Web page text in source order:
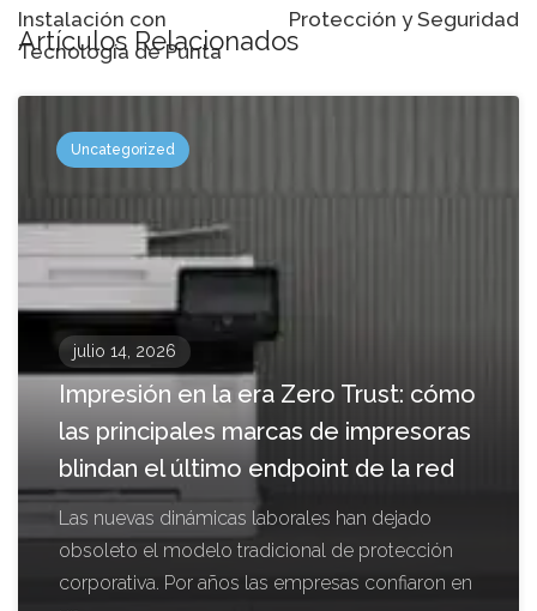
Instalación con
Tecnología de Punta
Protección y Seguridad
Artículos Relacionados
Uncategorized
julio 14, 2026
Impresión en la era Zero Trust: cómo
las principales marcas de impresoras
blindan el último endpoint de la red
Las nuevas dinámicas laborales han dejado
obsoleto el modelo tradicional de protección
corporativa. Por años las empresas confiaron en